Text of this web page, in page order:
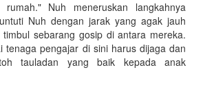
Nuh meneruskan langkahnya
Nuh dengan jarak yang agak jauh
sebarang gosip di antara mereka.
tenaga pengajar di sini harus dijaga dan
tauladan yang baik kepada anak